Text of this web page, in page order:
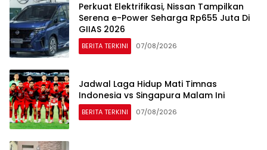
Perkuat Elektrifikasi, Nissan Tampilkan
Serena e-Power Seharga Rp655 Juta Di
GIIAS 2026
BERITA TERKINI 07/08/2026
Jadwal Laga Hidup Mati Timnas
Indonesia vs Singapura Malam Ini
BERITA TERKINI 07/08/2026